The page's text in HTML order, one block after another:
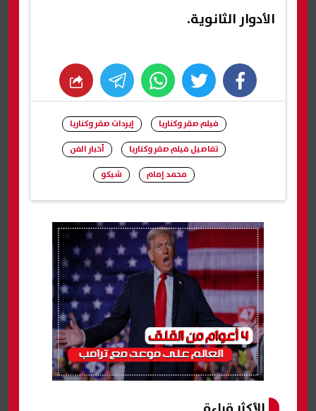
الأدوار الثانوية.
facebook
twitter
whats
فيلم صقر وكناريا
إيردات صقر وكناريا
تفاصيل فيلم صقر وكناريا
أخبار الفن
محمد إمام
شيكو